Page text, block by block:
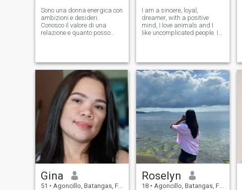
Sono una donna energica con
ambizioni e desideri.
Conosco il valore di una
relazione e quanto posso
sicura di sé. Amo
infinitamente quello che
faccio, me stesso, il mio
lavoro, il tempo trascorso con
i miei cari, i miei hobby, la
mia vita. Allora, volete
godervi la vostra vita con
me?
I am a sincere, loyal,
dreamer, with a positive
mind, I love animals and I
like uncomplicated people. I
perceive experiences as
learning, whether good or
bad, that is what
Gina
51 • Agoncillo, Batangas, Filippine
Roselyn
18 • Agoncillo, Batangas, Filippine